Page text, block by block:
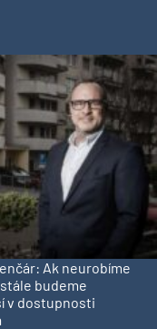
Ak neurobíme
budeme
v dostupnosti